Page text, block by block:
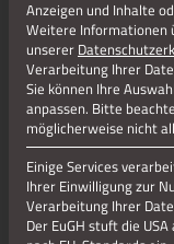
Moritz Kraus,
Sehenswert – Burg
Anzeigen und Inhalte
Weitere Informationen
unserer
Verarbeitung Ihrer
Sie können Ihre
anpassen. Bitte
möglicherweise nicht
Einige Services
Ihrer Einwilligung zur
Verarbeitung Ihrer
Der EuGH stuft die